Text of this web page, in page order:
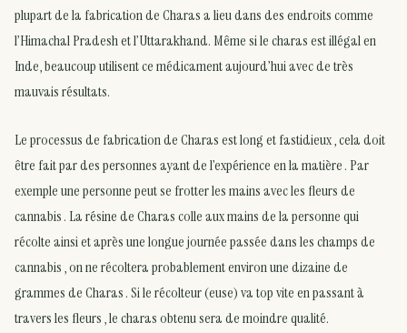
plupart de la fabrication de Charas a lieu dans des endroits comme
l’Himachal Pradesh et l’Uttarakhand. Même si le charas est illégal en
Inde, beaucoup utilisent ce médicament aujourd’hui avec de très
mauvais résultats.
Le processus de fabrication de Charas est long et fastidieux , cela doit
être fait par des personnes ayant de l’expérience en la matière . Par
exemple une personne peut se frotter les mains avec les fleurs de
cannabis . La résine de Charas colle aux mains de la personne qui
récolte ainsi et après une longue journée passée dans les champs de
cannabis , on ne récoltera probablement environ une dizaine de
grammes de Charas . Si le récolteur (euse) va top vite en passant à
travers les fleurs , le charas obtenu sera de moindre qualité.